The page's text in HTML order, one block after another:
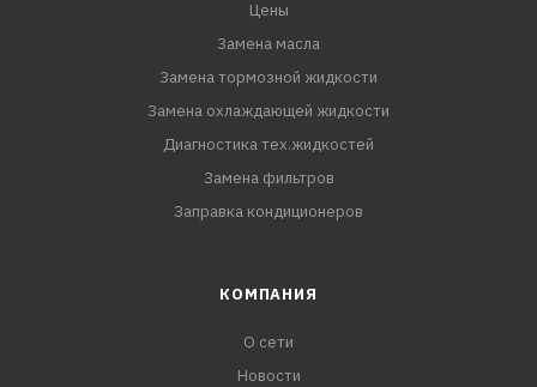
Цены
Замена масла
Замена тормозной жидкости
Замена охлаждающей жидкости
Диагностика тех.жидкостей
Замена фильтров
Заправка кондиционеров
КОМПАНИЯ
О сети
Новости